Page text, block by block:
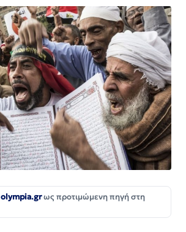
olympia.grως προτιμώμενη πηγή στη